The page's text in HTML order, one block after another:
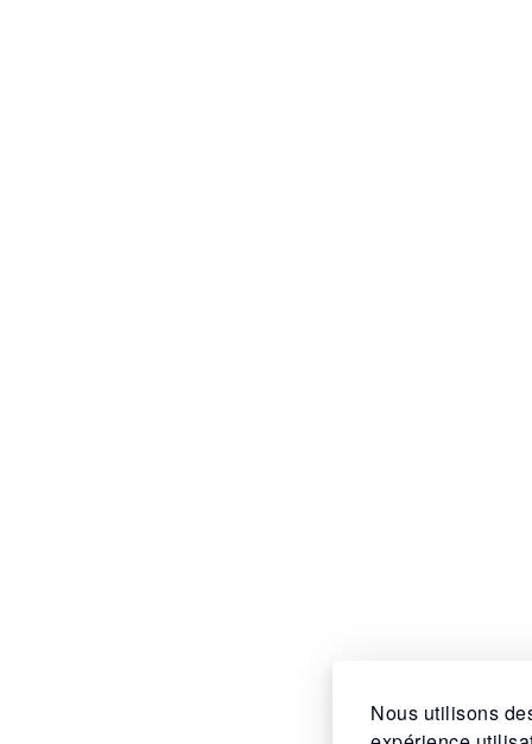
Nous utilisons